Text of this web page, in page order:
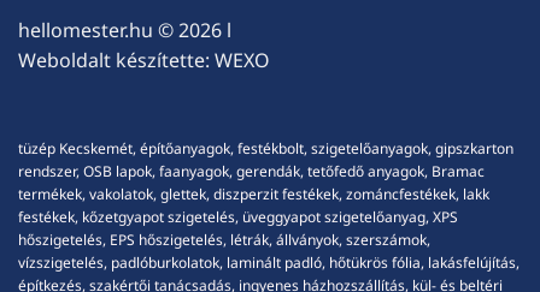
hellomester.hu © 2026 l
Weboldalt készítette: WEXO
tüzép Kecskemét, építőanyagok, festékbolt, szigetelőanyagok, gipszkarton
rendszer, OSB lapok, faanyagok, gerendák, tetőfedő anyagok, Bramac
termékek, vakolatok, glettek, diszperzit festékek, zománcfestékek, lakk
festékek, kőzetgyapot szigetelés, üveggyapot szigetelőanyag, XPS
hőszigetelés, EPS hőszigetelés, létrák, állványok, szerszámok,
vízszigetelés, padlóburkolatok, laminált padló, hőtükrös fólia, lakásfelújítás,
építkezés, szakértői tanácsadás, ingyenes házhozszállítás, kül- és beltéri